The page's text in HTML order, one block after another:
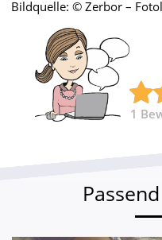
Bildquelle: © Zerbor –
1